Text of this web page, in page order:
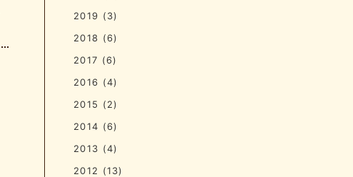
2019 (3)
2018 (6)
2017 (6)
2016 (4)
2015 (2)
2014 (6)
2013 (4)
2012 (13)